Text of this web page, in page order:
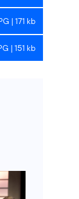
| 171 kb
| 151 kb